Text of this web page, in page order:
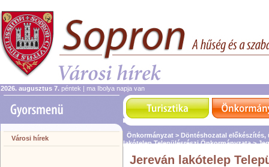
2026. augusztus 7. péntek | ma Ibolya napja van
Városi hírek Önkormányzat > Döntéshozatal előkészítés,
lakótelep Településrészi Önkormányzata >
Jereván lakótelep